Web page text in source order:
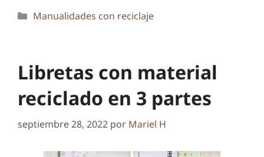
Categorías
Manualidades con reciclaje
Libretas con material
reciclado en 3 partes
septiembre 28, 2022 por Mariel H